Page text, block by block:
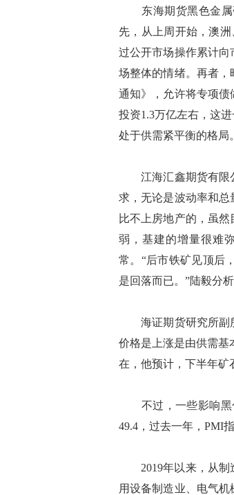
东海期货黑色金属
先，从上周开始，澳
过公开市场操作累计向
场整体的情绪。再者
通知》，允许将专项
投资1.3万亿左右，这
处于供需紧平衡的格局。
江海汇鑫期货有限公
求，无论是波动率和
比不上房地产的，虽
弱，基建的增量很难
常。“后市铁矿见顶后
是回落而已。”陆毅分析
海证期货研究所副所
价格是上涨是由供需基
在，他预计，下半年矿
不过，一些影响黑
49.4，过去一年，PMI
2019年以来，从制
用设备制造业、电气